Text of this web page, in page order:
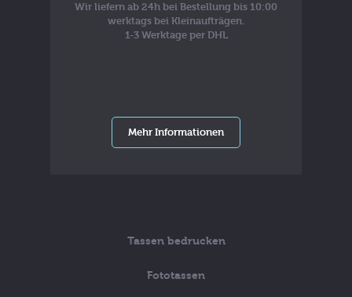
Wir liefern ab 24h bei Bestellung bis 10:00
werktags bei Kleinaufträgen.
1-3 Werktage per DHL
Mehr Informationen
Tassen bedrucken
Fototassen